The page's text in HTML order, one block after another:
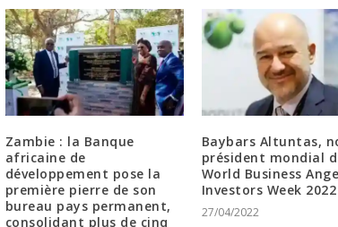
Zambie : la Banque
africaine de
développement pose la
première pierre de son
bureau pays permanent,
consolidant plus de cinq
Baybars Altuntas,
président mondial
World Business
Investors Week 2022
27/04/2022